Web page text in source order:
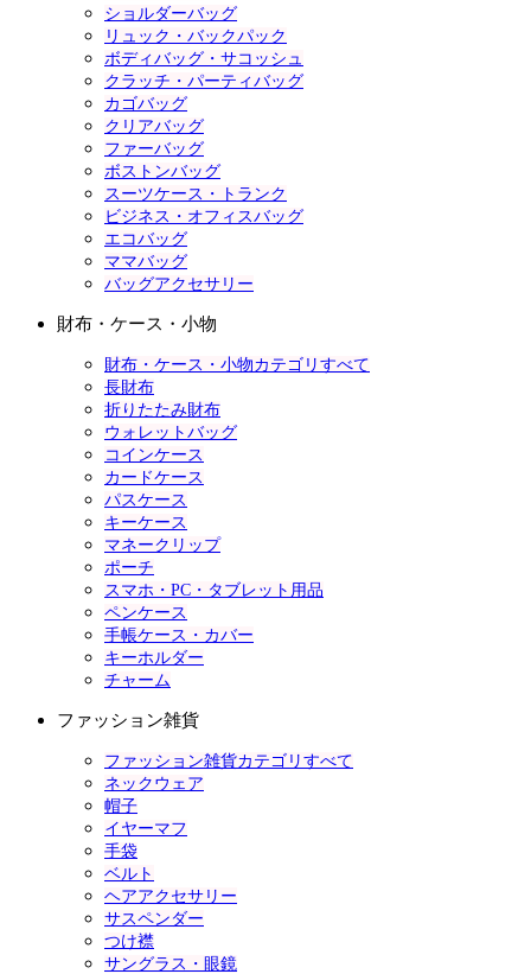
ショルダーバッグ
リュック・バックパック
ボディバッグ・サコッシュ
クラッチ・パーティバッグ
カゴバッグ
クリアバッグ
ファーバッグ
ボストンバッグ
スーツケース・トランク
ビジネス・オフィスバッグ
エコバッグ
ママバッグ
バッグアクセサリー
財布・ケース・小物
財布・ケース・小物カテゴリすべて
長財布
折りたたみ財布
ウォレットバッグ
コインケース
カードケース
パスケース
キーケース
マネークリップ
ポーチ
スマホ・PC・タブレット用品
ペンケース
手帳ケース・カバー
キーホルダー
チャーム
ファッション雑貨
ファッション雑貨カテゴリすべて
ネックウェア
帽子
イヤーマフ
手袋
ベルト
ヘアアクセサリー
サスペンダー
つけ襟
サングラス・眼鏡